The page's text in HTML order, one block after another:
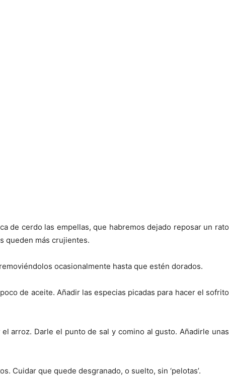
de cerdo las empellas, que habremos dejado reposar un rato
queden más crujientes.
ocasionalmente hasta que estén dorados.
de aceite. Añadir las especias picadas para hacer el sofrito
arroz. Darle el punto de sal y comino al gusto. Añadirle unas
Cuidar que quede desgranado, o suelto, sin ‘pelotas’.